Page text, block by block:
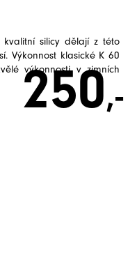
kvalitní silicy dělají z této
Výkonnost klasické K 60
výkonnosti v zimních
250,-